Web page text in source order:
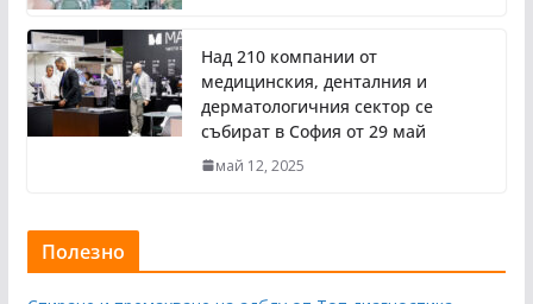
Над 210 компании от
медицинския, денталния и
дерматологичния сектор се
събират в София от 29 май
май 12, 2025
Полезно